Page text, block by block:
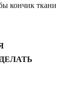
кончик ткани